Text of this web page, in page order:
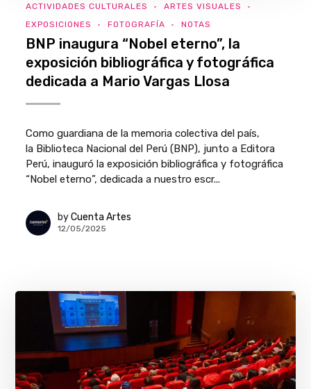
ACTIVIDADES CULTURALES
ARTES VISUALES
EXPOSICIONES
FOTOGRAFÍA NOTAS
BNP inaugura “Nobel eterno”, la
exposición bibliográfica y fotográfica
dedicada a Mario Vargas Llosa
Como guardiana de la memoria colectiva del país,
la Biblioteca Nacional del Perú (BNP), junto a Editora
Perú, inauguró la exposición bibliográfica y fotográfica
“Nobel eterno”, dedicada a nuestro escr...
by Cuenta Artes
12/05/2025